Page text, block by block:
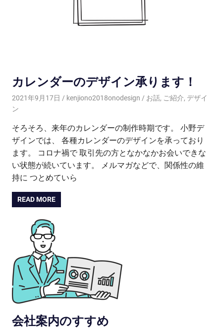
カレンダーのデザイン承ります！
2021年9月17日 kenjiono2018onodesign お話, ご紹介, デザイ
ン
そろそろ、来年のカレンダーの制作時期です。 小野デ
ザインでは、 各種カレンダーのデザインを承っており
ます。 コロナ禍で 取引先の方となかなかお会いできな
い状態が続いています。 メルマガなどで、関係性の維
持に つとめていら
READ MORE
会社案内のすすめ